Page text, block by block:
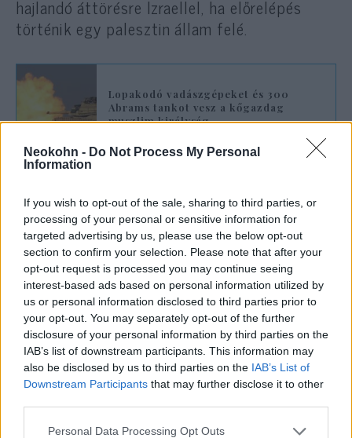
Neokohn - Do Not Process My Personal
Information
If you wish to opt-out of the sale, sharing to third parties, or
processing of your personal or sensitive information for
targeted advertising by us, please use the below opt-out
section to confirm your selection. Please note that after your
opt-out request is processed you may continue seeing
interest-based ads based on personal information utilized by
us or personal information disclosed to third parties prior to
your opt-out. You may separately opt-out of the further
disclosure of your personal information by third parties on the
IAB’s list of downstream participants. This information may
also be disclosed by us to third parties on the IAB’s List of
Downstream Participants that may further disclose it to other
Please note that this website/app uses one or more Google
Personal Data Processing Opt Outs
hajlandó áttörésre Izraellel, ha előrelépés
történik egy palesztin állam felé.
Lopakodó vadászgépeket és 300
Abrams tankot vesz a kőgazdag
muszlim királyság
Bin Szalmán látogatása
Washingtonban: tankok, atomenergia
és F–35
A megállapodás a szaúdi trónörökös,
Mohammed bin Szalmán keddi Fehér Házi
látogatásán született meg és tartalmaz F–
35-vásárlásokat, közös nyilatkozatot polgári
nukleáris együttműködésről, közel 300
amerikai harckocsi eladását és Szaúd-Arábia
„kiemelt, NATO-n kívüli szövetséges”
státuszát – amely státuszt Izrael is élvezi.